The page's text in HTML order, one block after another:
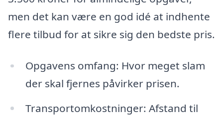
men det kan være en god idé at indhente
flere tilbud for at sikre sig den bedste pris.
Opgavens omfang: Hvor meget slam
der skal fjernes påvirker prisen.
Transportomkostninger: Afstand til